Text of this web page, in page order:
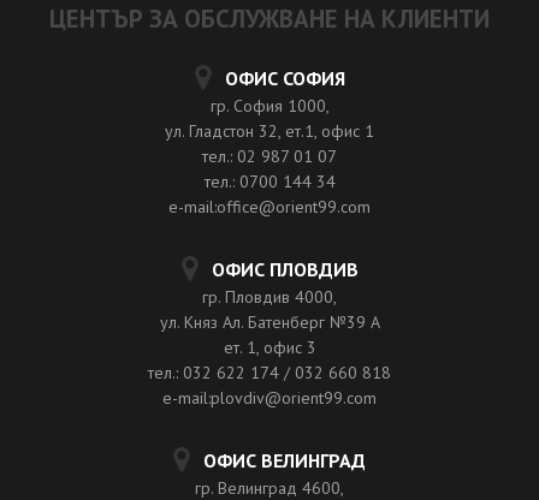
ЦЕНТЪР ЗА ОБСЛУЖВАНЕ НА КЛИЕНТИ
ОФИС СОФИЯ
гр. София 1000,
ул. Гладстон 32, ет.1, офис 1
тел.: 02 987 01 07
тел.: 0700 144 34
e-mail:office@orient99.com
ОФИС ПЛОВДИВ
гр. Пловдив 4000,
ул. Княз Ал. Батенберг №39 A
ет. 1, офис 3
тел.: 032 622 174 / 032 660 818
e-mail:plovdiv@orient99.com
ОФИС ВЕЛИНГРАД
гр. Велинград 4600,